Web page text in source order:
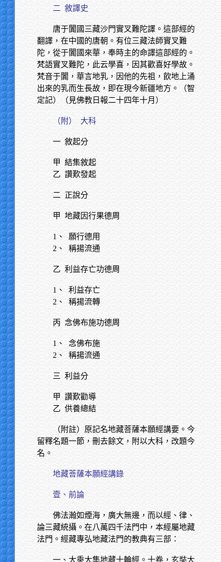
二 敘譯史
唐于闐國三藏沙門實叉難陀譯。這部經的
翻譯，在中國的唐朝。有位三藏法師實叉難
陀，從于闐國來華，奉時主的命譯這部經的。
梵語實叉難陀，此云學喜，因其歡喜好學故。
梵音于闐，華言地乳，因他的先祖，飲地上涌
出來的乳而生長故，即在現今新疆地方。（智
定記）（見佛教日報二十四年十月）
（附） 大科
一 敘起分
甲 結集敘起
乙 讚歎發起
二 正說分
甲 地藏因行果德周
1、 願行德用
2、 稱揚流通
乙 利益存亡功德周
1、 利益存亡
2、 稱揚流轉
丙 念佛布施功德周
1、 念佛布施
2、 稱揚流通
三 利益分
甲 讚歎勸導
乙 供養總結
（附註）原記名地藏菩薩本願經講要。今
留釋名題一節，刪去餘文，附以大科，改題今
名。
地藏菩薩本願經講錄
壹、前論
佛法瀚如煙海，廣大無邊，而以經、律、
論三藏統攝。在八萬四千法門中，本經屬地藏
法門。經藏專弘地藏法門的教典有三部：
一、大乘大集地藏十輪經。十卷，玄奘大